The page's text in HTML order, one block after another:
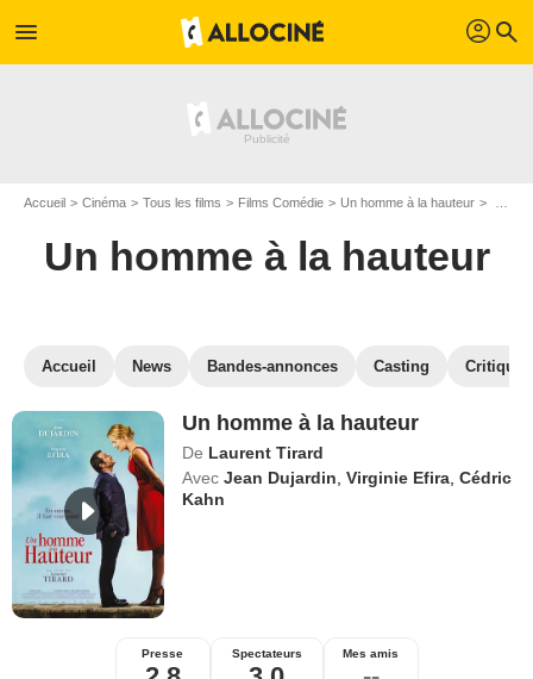
menu profil search
Accueil Cinéma Tous les films Films Comédie Un homme à la hauteur
Un homme à la hauteur
Accueil News Bandes-annonces Casting
Un homme à la hauteur
De Laurent Tirard
Avec Jean Dujardin ,Virginie Efira ,Cédric
Kahn
Presse Spectateurs Mes amis